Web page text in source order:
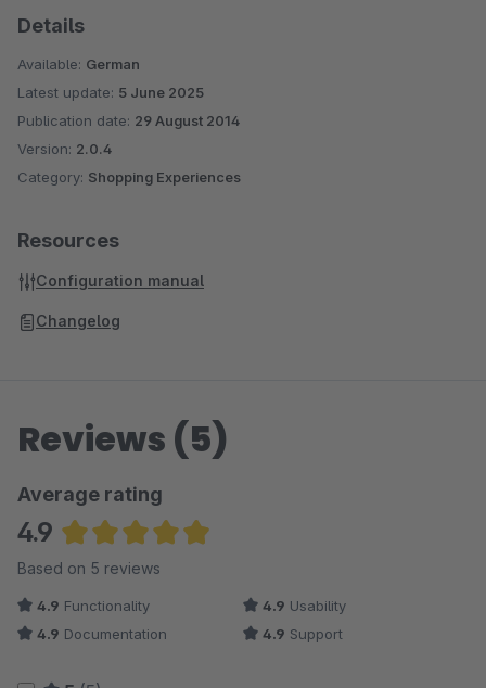
Details
Available: German
Latest update: 5 June 2025
Publication date: 29 August 2014
Version: 2.0.4
Category: Shopping Experiences
Resources
Configuration manual
Changelog
Reviews (5)
Average rating
4.9
Average rating of 4.9 out of 5 stars
Based on 5 reviews
4.9 Functionality 4.9 Usability
4.9 Documentation 4.9 Support